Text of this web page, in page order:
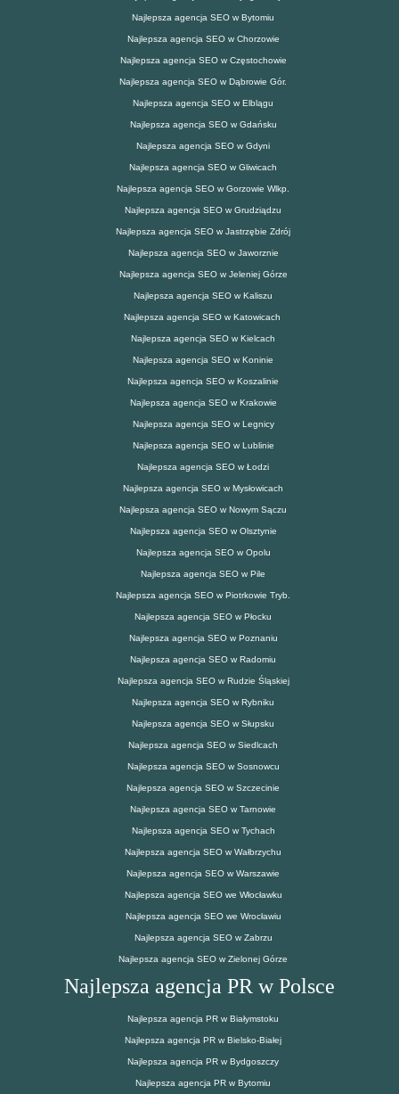
Najlepsza agencja SEO w Bytomiu
Najlepsza agencja SEO w Chorzowie
Najlepsza agencja SEO w Częstochowie
Najlepsza agencja SEO w Dąbrowie Gór.
Najlepsza agencja SEO w Elblągu
Najlepsza agencja SEO w Gdańsku
Najlepsza agencja SEO w Gdyni
Najlepsza agencja SEO w Gliwicach
Najlepsza agencja SEO w Gorzowie Wlkp.
Najlepsza agencja SEO w Grudziądzu
Najlepsza agencja SEO w Jastrzębie Zdrój
Najlepsza agencja SEO w Jaworznie
Najlepsza agencja SEO w Jeleniej Górze
Najlepsza agencja SEO w Kaliszu
Najlepsza agencja SEO w Katowicach
Najlepsza agencja SEO w Kielcach
Najlepsza agencja SEO w Koninie
Najlepsza agencja SEO w Koszalinie
Najlepsza agencja SEO w Krakowie
Najlepsza agencja SEO w Legnicy
Najlepsza agencja SEO w Lublinie
Najlepsza agencja SEO w Łodzi
Najlepsza agencja SEO w Mysłowicach
Najlepsza agencja SEO w Nowym Sączu
Najlepsza agencja SEO w Olsztynie
Najlepsza agencja SEO w Opolu
Najlepsza agencja SEO w Pile
Najlepsza agencja SEO w Piotrkowie Tryb.
Najlepsza agencja SEO w Płocku
Najlepsza agencja SEO w Poznaniu
Najlepsza agencja SEO w Radomiu
Najlepsza agencja SEO w Rudzie Śląskiej
Najlepsza agencja SEO w Rybniku
Najlepsza agencja SEO w Słupsku
Najlepsza agencja SEO w Siedlcach
Najlepsza agencja SEO w Sosnowcu
Najlepsza agencja SEO w Szczecinie
Najlepsza agencja SEO w Tarnowie
Najlepsza agencja SEO w Tychach
Najlepsza agencja SEO w Wałbrzychu
Najlepsza agencja SEO w Warszawie
Najlepsza agencja SEO we Włocławku
Najlepsza agencja SEO we Wrocławiu
Najlepsza agencja SEO w Zabrzu
Najlepsza agencja SEO w Zielonej Górze
Najlepsza agencja PR w Polsce
Najlepsza agencja PR w Białymstoku
Najlepsza agencja PR w Bielsko-Białej
Najlepsza agencja PR w Bydgoszczy
Najlepsza agencja PR w Bytomiu